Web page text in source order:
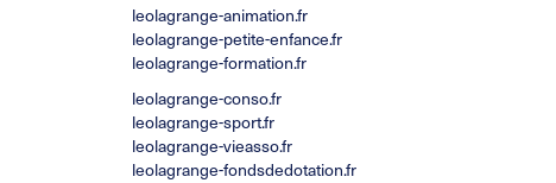
leolagrange-animation.fr
leolagrange-petite-enfance.fr
leolagrange-formation.fr
leolagrange-conso.fr
leolagrange-sport.fr
leolagrange-vieasso.fr
leolagrange-fondsdedotation.fr